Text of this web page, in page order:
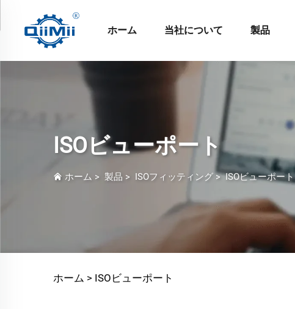
ホーム 当社について 製品
ISOビューポート
ホーム > 製品 > ISOフィッティング>ISOビューポート
ホーム > ISOビューポート